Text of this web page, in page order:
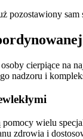
pozostawiony
cierpiące na
nadzoru i
wielu
zdrowia i